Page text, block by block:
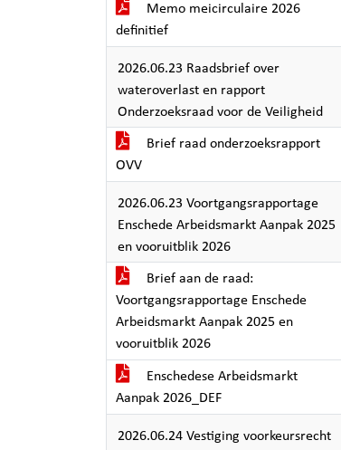
Memo meicirculaire 2026
definitief
2026.06.23 Raadsbrief over
wateroverlast en rapport
Onderzoeksraad voor de Veiligheid
Brief raad onderzoeksrapport
OVV
2026.06.23 Voortgangsrapportage
Enschede Arbeidsmarkt Aanpak 2025
en vooruitblik 2026
Brief aan de raad:
Voortgangsrapportage Enschede
Arbeidsmarkt Aanpak 2025 en
vooruitblik 2026
Enschedese Arbeidsmarkt
Aanpak 2026_DEF
2026.06.24 Vestiging voorkeursrecht